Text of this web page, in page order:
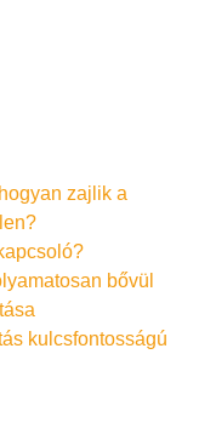
zajlik a
bővül
kulcsfontosságú